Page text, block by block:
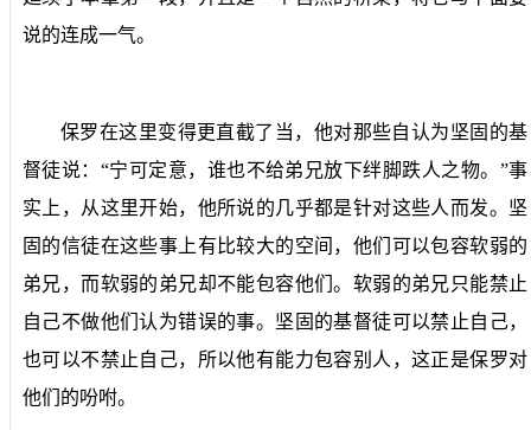
说的连成一气。
保罗在这里变得更直截了当，他对那些自认为坚固的基
督徒说：“宁可定意，谁也不给弟兄放下绊脚跌人之物。”事
实上，从这里开始，他所说的几乎都是针对这些人而发。坚
固的信徒在这些事上有比较大的空间，他们可以包容软弱的
弟兄，而软弱的弟兄却不能包容他们。软弱的弟兄只能禁止
自己不做他们认为错误的事。坚固的基督徒可以禁止自己，
也可以不禁止自己，所以他有能力包容别人，这正是保罗对
他们的吩咐。